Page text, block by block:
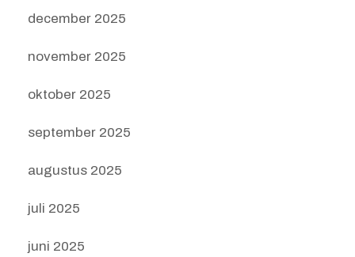
december 2025
november 2025
oktober 2025
september 2025
augustus 2025
juli 2025
juni 2025